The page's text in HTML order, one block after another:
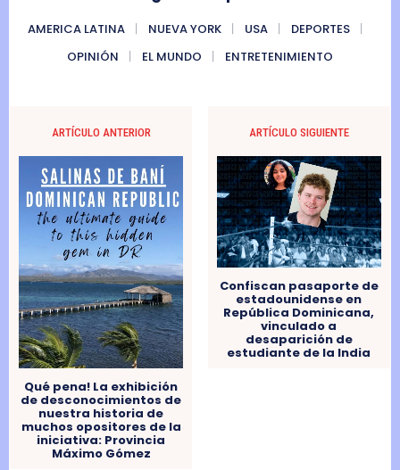
AMERICA LATINA NUEVA YORK USA
DEPORTES
OPINIÓN
EL MUNDO ENTRETENIMIENTO
ARTÍCULO ANTERIOR
Qué pena! La exhibición
de desconocimientos de
nuestra historia de
muchos opositores de la
iniciativa: Provincia
Máximo Gómez
ARTÍCULO SIGUIENTE
Confiscan pasaporte de
estadounidense en
República Dominicana,
vinculado a
desaparición de
estudiante de la India